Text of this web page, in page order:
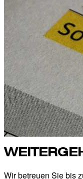
Wir betreuen Sie bis